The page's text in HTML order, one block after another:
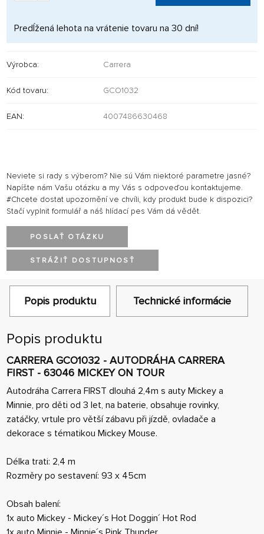
Predĺžená lehota na vrátenie tovaru na 30 dní!
Výrobca: Carrera
Kód tovaru: GCO1032
EAN: 4007486630468
Neviete si rady s výberom? Nie sú Vám niektoré parametre jasné?
Napíšte nám Vašu otázku a my Vás s odpoveďou kontaktujeme.
#Chcete dostat upozornění ve chvíli, kdy produkt bude k dispozici?
Stačí vyplnit formulář a náš hlídací pes Vám dá vědět.
POSLAŤ OTÁZKU
STRÁŽIŤ DOSTUPNOSŤ
Popis produktu Technické informácie
Popis produktu
CARRERA GCO1032 - AUTODRÁHA CARRERA
FIRST - 63046 MICKEY ON TOUR
Autodráha Carrera FIRST dlouhá 2,4m s auty Mickey a
Minnie, pro děti od 3 let, na baterie, obsahuje rovinky,
zatáčky, vrtule pro větší zábavu při jízdě, ovladače a
dekorace s tématikou Mickey Mouse.
Délka trati: 2,4 m
Rozměry po sestavení: 93 x 45cm
Obsah balení:
1x auto Mickey - Mickey´s Hot Doggin´ Hot Rod